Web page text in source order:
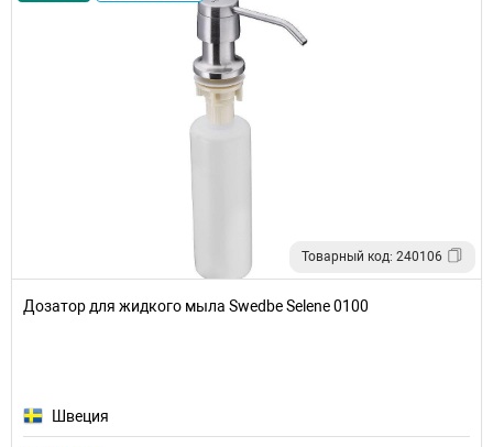
Товарный код: 240106
Дозатор для жидкого мыла Swedbe Selene 0100
Швеция